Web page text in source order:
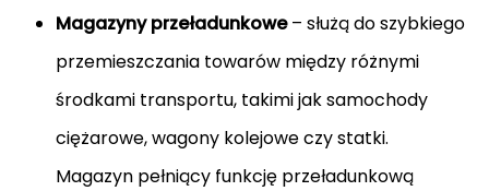
Magazyny przeładunkowe– służą do szybkiego
przemieszczania towarów między różnymi
środkami transportu, takimi jak samochody
ciężarowe, wagony kolejowe czy statki.
Magazyn pełniący funkcję przeładunkową